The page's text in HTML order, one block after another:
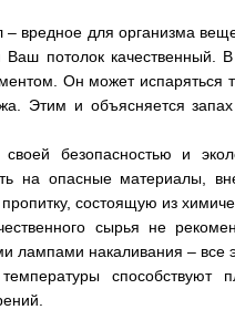
вредное для организма
потолок качественный.
Он может испаряться
Этим и объясняется
своей безопасностью и
на опасные материалы,
состоящую из
сырья не
лампами накаливания – все
способствуют